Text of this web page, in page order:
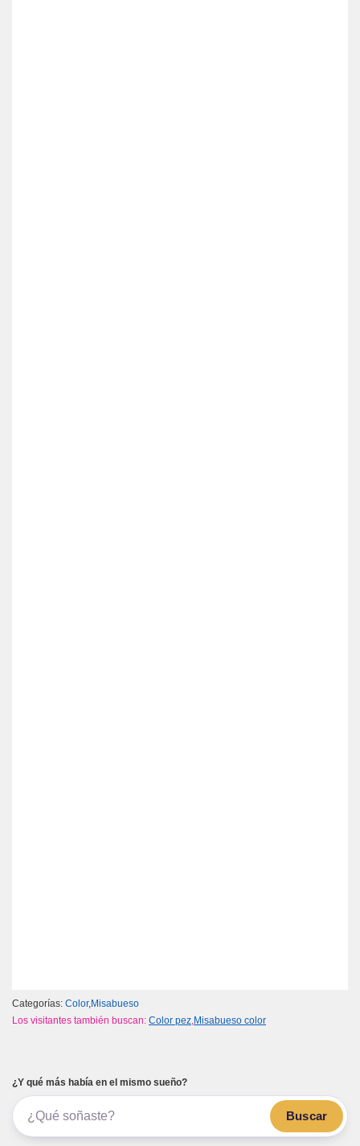
Categorías: Color, Misabueso
Los visitantes también buscan: Color pez,Misabueso color
¿Y qué más había en el mismo sueño?
Buscar